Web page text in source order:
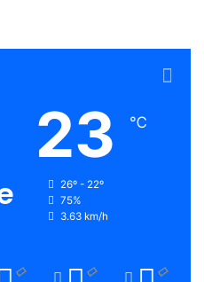
23 ℃
26º - 22º
75%
3.63 km/h